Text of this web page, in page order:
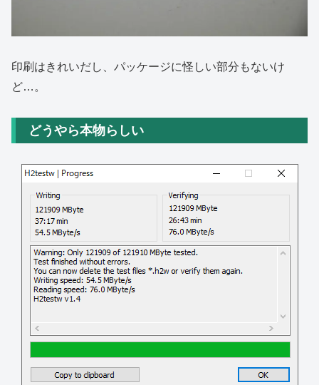
印刷はきれいだし、パッケージに怪しい部分もないけ
ど…。
どうやら本物らしい